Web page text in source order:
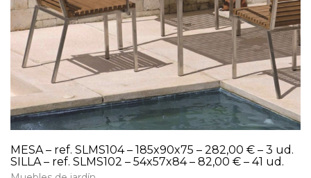
MESA – ref. SLMS104 – 185x90x75 – 282,00 € – 3 ud.
SILLA – ref. SLMS102 – 54x57x84 – 82,00 € – 41 ud.